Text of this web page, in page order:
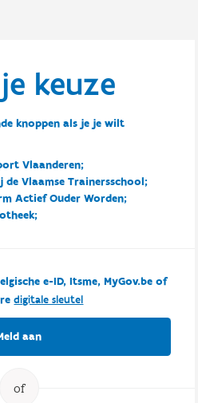
keuze
knoppen als je je wilt
Vlaanderen;
Vlaamse Trainersschool;
Actief Ouder Worden;
e-ID, Itsme, MyGov.be of
digitale sleutel
aan